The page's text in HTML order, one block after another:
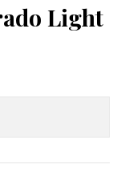
Light